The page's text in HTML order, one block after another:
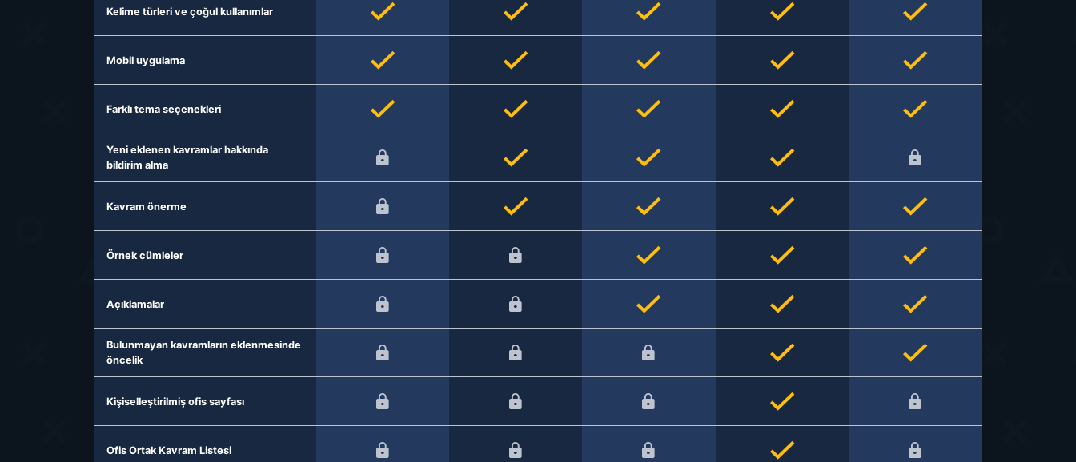
Kelime türleri ve çoğul kullanımlar
Mobil uygulama
Farklı tema seçenekleri
Yeni eklenen kavramlar hakkında
bildirim alma
Kavram önerme
Örnek cümleler
Açıklamalar
Bulunmayan kavramların eklenmesinde
öncelik
Kişiselleştirilmiş ofis sayfası
Ofis Ortak Kavram Listesi